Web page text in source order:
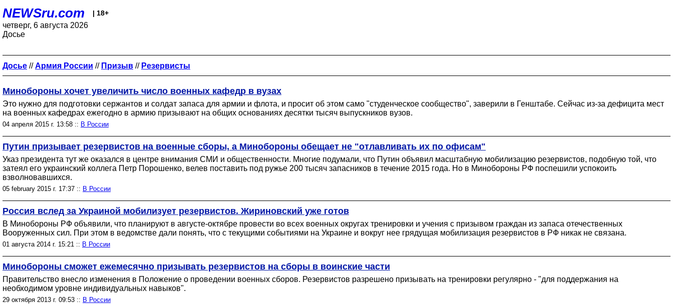
NEWSru.com | 18+
четверг, 6 августа 2026
Досье
Досье //Армия России // Призыв // Резервисты
Минобороны хочет увеличить число военных кафедр в вузах
Это нужно для подготовки сержантов и солдат запаса для армии и флота, и просит об этом само "студенческое сообщество", заверили в Генштабе. Сейчас из-за дефицита мест
на военных кафедрах ежегодно в армию призывают на общих основаниях десятки тысяч выпускников вузов.
04 апреля 2015 г. 13:58 :: В России
Путин призывает резервистов на военные сборы, а Минобороны обещает не "отлавливать их по офисам"
Указ президента тут же оказался в центре внимания СМИ и общественности. Многие подумали, что Путин объявил масштабную мобилизацию резервистов, подобную той, что
затеял его украинский коллега Петр Порошенко, велев поставить под ружье 200 тысяч запасников в течение 2015 года. Но в Минобороны РФ поспешили успокоить
взволновавшихся.
05 february 2015 г. 17:37 :: В России
Россия вслед за Украиной мобилизует резервистов. Жириновский уже готов
В Минобороны РФ объявили, что планируют в августе-октябре провести во всех военных округах тренировки и учения с призывом граждан из запаса отечественных
Вооруженных сил. При этом в ведомстве дали понять, что с текущими событиями на Украине и вокруг нее грядущая мобилизация резервистов в РФ никак не связана.
01 августа 2014 г. 15:21 :: В России
Минобороны сможет ежемесячно призывать резервистов на сборы в воинские части
Правительство внесло изменения в Положение о проведении военных сборов. Резервистов разрешено призывать на тренировки регулярно - "для поддержания на
необходимом уровне индивидуальных навыков".
29 октября 2013 г. 09:53 :: В России